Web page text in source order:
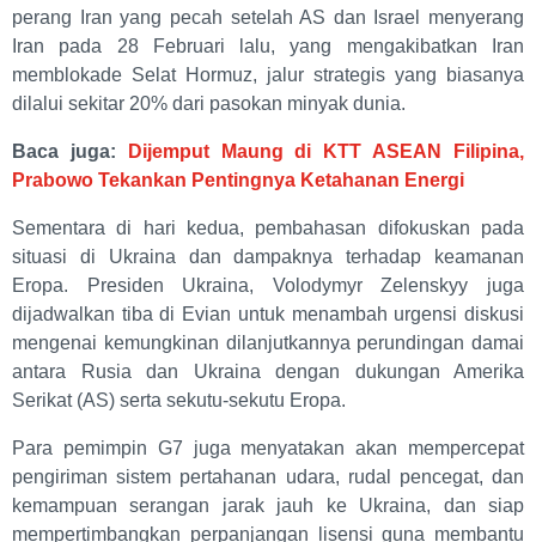
perang Iran yang pecah setelah AS dan Israel menyerang
Iran pada 28 Februari lalu, yang mengakibatkan Iran
memblokade Selat Hormuz, jalur strategis yang biasanya
dilalui sekitar 20% dari pasokan minyak dunia.
Baca juga:
Dijemput Maung di KTT ASEAN Filipina,
Prabowo Tekankan Pentingnya Ketahanan Energi
Sementara di hari kedua, pembahasan difokuskan pada
situasi di Ukraina dan dampaknya terhadap keamanan
Eropa. Presiden Ukraina, Volodymyr Zelenskyy juga
dijadwalkan tiba di Evian untuk menambah urgensi diskusi
mengenai kemungkinan dilanjutkannya perundingan damai
antara Rusia dan Ukraina dengan dukungan Amerika
Serikat (AS) serta sekutu-sekutu Eropa.
Para pemimpin G7 juga menyatakan akan mempercepat
pengiriman sistem pertahanan udara, rudal pencegat, dan
kemampuan serangan jarak jauh ke Ukraina, dan siap
mempertimbangkan perpanjangan lisensi guna membantu